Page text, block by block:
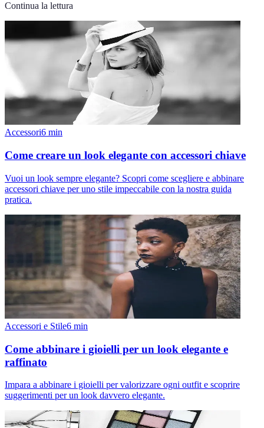
Continua la lettura
Accessori6 min
Come creare un look elegante con accessori chiave
Vuoi un look sempre elegante? Scopri come scegliere e abbinare
accessori chiave per uno stile impeccabile con la nostra guida
pratica.
Accessori e Stile6 min
Come abbinare i gioielli per un look elegante e
raffinato
Impara a abbinare i gioielli per valorizzare ogni outfit e scoprire
suggerimenti per un look davvero elegante.